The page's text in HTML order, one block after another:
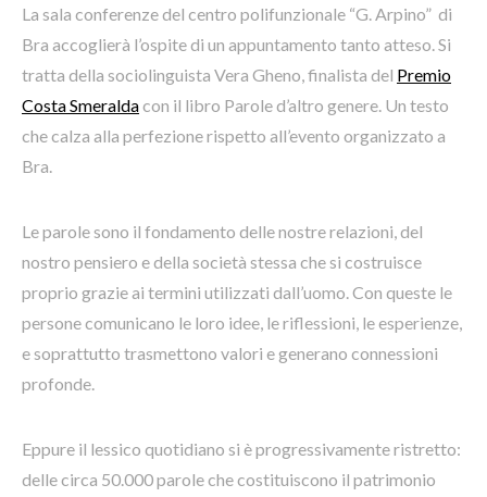
La sala conferenze del centro polifunzionale “G. Arpino” di
Bra accoglierà l’ospite di un appuntamento tanto atteso. Si
tratta della sociolinguista Vera Gheno, finalista del Premio
Costa Smeraldacon il libro Parole d’altro genere. Un testo
che calza alla perfezione rispetto all’evento organizzato a
Bra.
Le parole sono il fondamento delle nostre relazioni, del
nostro pensiero e della società stessa che si costruisce
proprio grazie ai termini utilizzati dall’uomo. Con queste le
persone comunicano le loro idee, le riflessioni, le esperienze,
e soprattutto trasmettono valori e generano connessioni
profonde.
Eppure il lessico quotidiano si è progressivamente ristretto:
delle circa 50.000 parole che costituiscono il patrimonio